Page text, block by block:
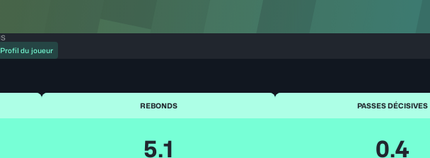
Profil du joueur
REBONDS
5.1
PASSES DÉCISIVES
0.4